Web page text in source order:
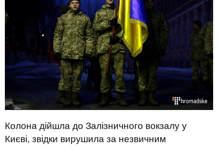
Колона дійшла до Залізничного вокзалу у
Києві, звідки вирушила за незвичним